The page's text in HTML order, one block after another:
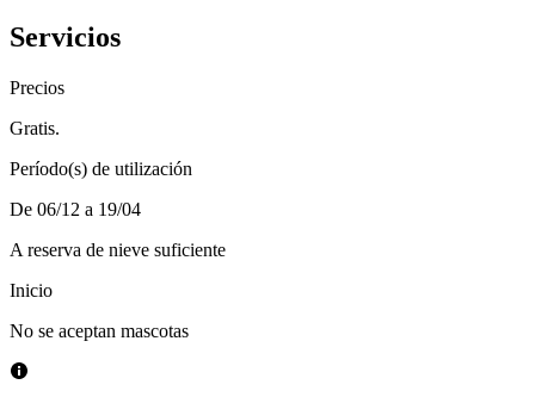
Servicios
Precios
Gratis.
Período(s) de utilización
De 06/12 a 19/04
A reserva de nieve suficiente
Inicio
No se aceptan mascotas